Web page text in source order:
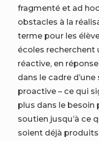
fragmenté et ad
obstacles à la
terme pour les
écoles recherchent
réactive, en
dans le cadre
proactive – ce qui
plus dans le besoin
soutien jusqu’à ce
soient déjà